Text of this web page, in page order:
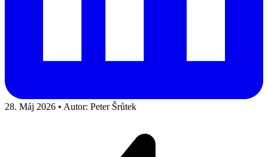
28. Máj 2026 • Autor: Peter Šrůtek